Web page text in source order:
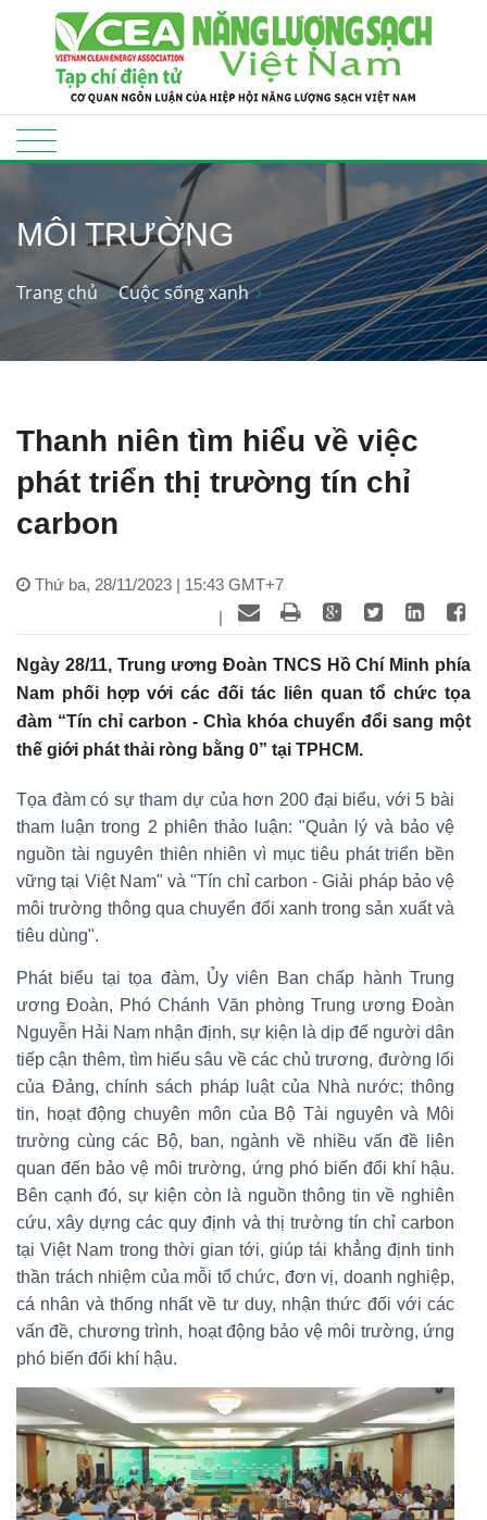
MÔI TRƯỜNG
Trang chủ Cuộc sống xanh
Thanh niên tìm hiểu về việc
phát triển thị trường tín chỉ
carbon
Thứ ba, 28/11/2023 | 15:43 GMT+7
|
Ngày 28/11, Trung ương Đoàn TNCS Hồ Chí Minh phía
Nam phối hợp với các đối tác liên quan tổ chức tọa
đàm “Tín chỉ carbon - Chìa khóa chuyển đổi sang một
thế giới phát thải ròng bằng 0” tại TPHCM.
Tọa đàm có sự tham dự của hơn 200 đại biểu, với 5 bài
tham luận trong 2 phiên thảo luận: "Quản lý và bảo vệ
nguồn tài nguyên thiên nhiên vì mục tiêu phát triển bền
vững tại Việt Nam" và "Tín chỉ carbon - Giải pháp bảo vệ
môi trường thông qua chuyển đổi xanh trong sản xuất và
tiêu dùng".
Phát biểu tại tọa đàm, Ủy viên Ban chấp hành Trung
ương Đoàn, Phó Chánh Văn phòng Trung ương Đoàn
Nguyễn Hải Nam nhận định, sự kiện là dịp để người dân
tiếp cận thêm, tìm hiểu sâu về các chủ trương, đường lối
của Đảng, chính sách pháp luật của Nhà nước; thông
tin, hoạt động chuyên môn của Bộ Tài nguyên và Môi
trường cùng các Bộ, ban, ngành về nhiều vấn đề liên
quan đến bảo vệ môi trường, ứng phó biến đổi khí hậu.
Bên cạnh đó, sự kiện còn là nguồn thông tin về nghiên
cứu, xây dựng các quy định và thị trường tín chỉ carbon
tại Việt Nam trong thời gian tới, giúp tái khẳng định tinh
thần trách nhiệm của mỗi tổ chức, đơn vị, doanh nghiệp,
cá nhân và thống nhất về tư duy, nhận thức đối với các
vấn đề, chương trình, hoạt động bảo vệ môi trường, ứng
phó biến đổi khí hậu.